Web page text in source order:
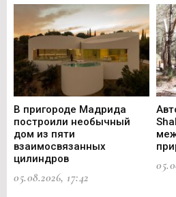
В пригороде Мадрида
построили необычный
дом из пяти
взаимосвязанных
цилиндров
05.08.2026, 17:42